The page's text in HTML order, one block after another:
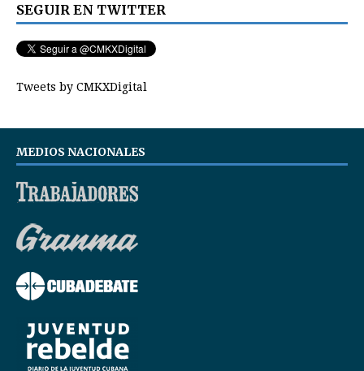
SEGUIR EN TWITTER
Tweets by CMKXDigital
MEDIOS NACIONALES